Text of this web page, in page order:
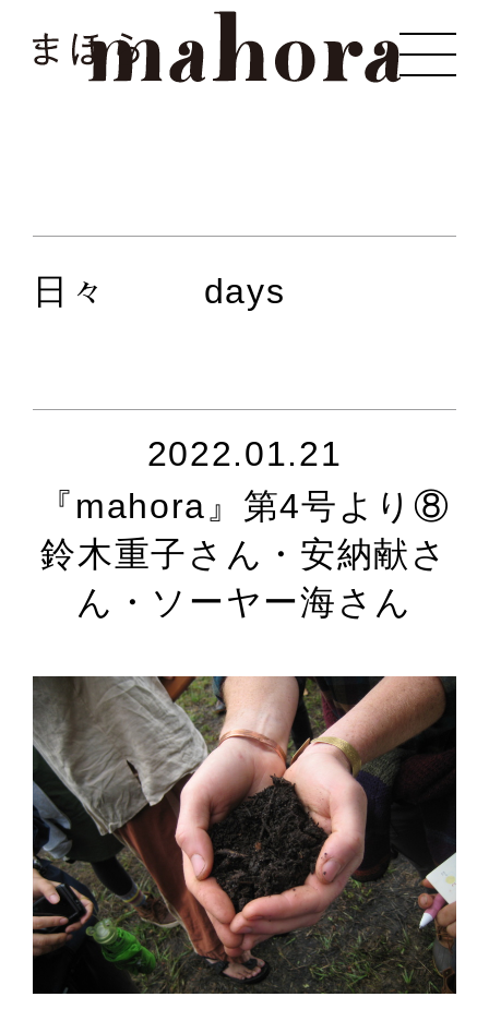
まほら
日々 days
2022.01.21
『mahora』第4号より⑧
鈴木重子さん・安納献さ
ん・ソーヤー海さん